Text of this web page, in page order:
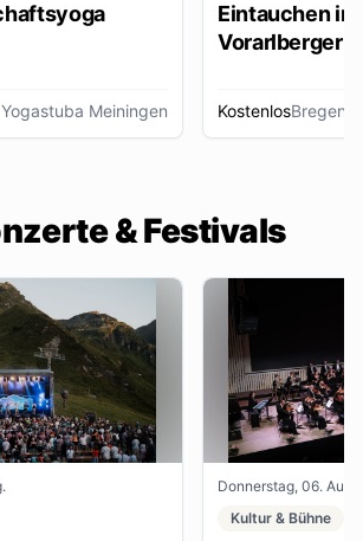
Meiningen
Eintauchen in
Vorarlberger
KostenlosBregenz
& Festivals
Donnerstag, 06. Aug.
Kultur & Bühne